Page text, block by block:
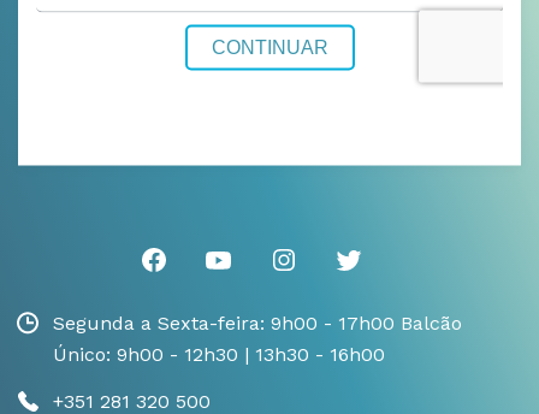
Segunda a Sexta-feira: 9h00 - 17h00 Balcão
Único: 9h00 - 12h30 | 13h30 - 16h00
+351 281 320 500